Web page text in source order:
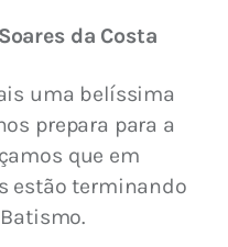
da Costa
uma belíssima
prepara para a
que em
estão terminando